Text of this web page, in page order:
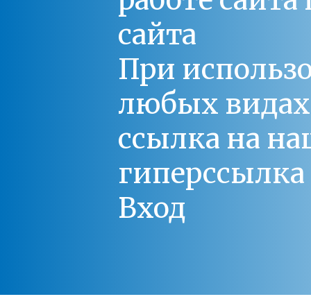
сайта
При
любых
ссылка на
Вход